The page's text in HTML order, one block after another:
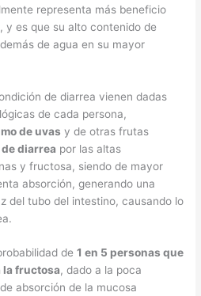
representa más beneficio
y es que su alto contenido de
de agua en su mayor
de diarrea vienen dadas
de cada persona,
de uvas y de otras frutas
diarrea por las altas
y fructosa, siendo de mayor
absorción, generando una
del tubo del intestino, causando lo
de1 en 5 personas que
la fructosa, dado a la poca
absorción de la mucosa